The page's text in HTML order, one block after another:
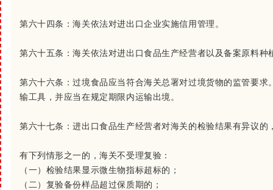
第六十四条：海关依法对进出口企业实施信用管理。
第六十五条：海关依法对进出口食品生产经营者以及备案原料种
第六十六条：过境食品应当符合海关总署对过境货物的监管要
输工具，并应当在规定期限内运输出境。
第六十七条：进出口食品生产经营者对海关的检验结果有异议
有下列情形之一的，海关不受理复验：
（一）检验结果显示微生物指标超标的；
（二）复验备份样品超过保质期的；